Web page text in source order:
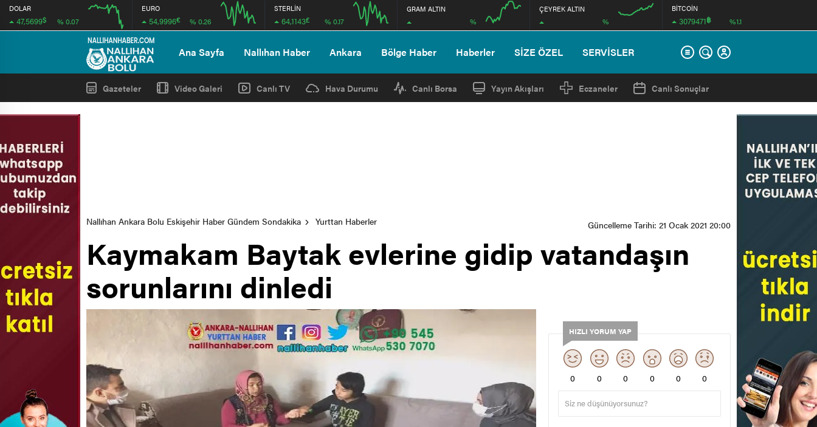
DOLAR
47,5699$ % 0.07
12:00 16:00
EURO
54,9996€ % 0.26
STERLİN
64,1143£ % 0.17
GRAM ALTIN
%
ÇEYREK ALTIN
%
BİTCOİN
3079471฿ %1.1
Ana Sayfa Nallıhan Haber Ankara Bölge Haber Haberler SİZE ÖZEL SERVİSLER
Gazeteler Video Galeri Canlı TV Hava Durumu Canlı Borsa Yayın Akışları Eczaneler Canlı Sonuçlar
Nallıhan Ankara Bolu Eskişehir Haber Gündem Sondakika Yurttan Haberler Güncelleme Tarihi: 21 Ocak 2021 20:00
Kaymakam Baytak evlerine gidip vatandaşın
sorunlarını dinledi
HIZLI YORUM YAP
0 0 0 0 0 0